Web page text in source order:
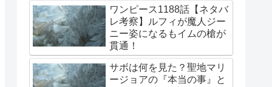
ワンピース1188話【ネタバ
レ考察】ルフィが魔人ジー
ニー姿になるもイムの槍が
貫通！
サボは何を見た？聖地マリ
ージョアの『本当の事』と